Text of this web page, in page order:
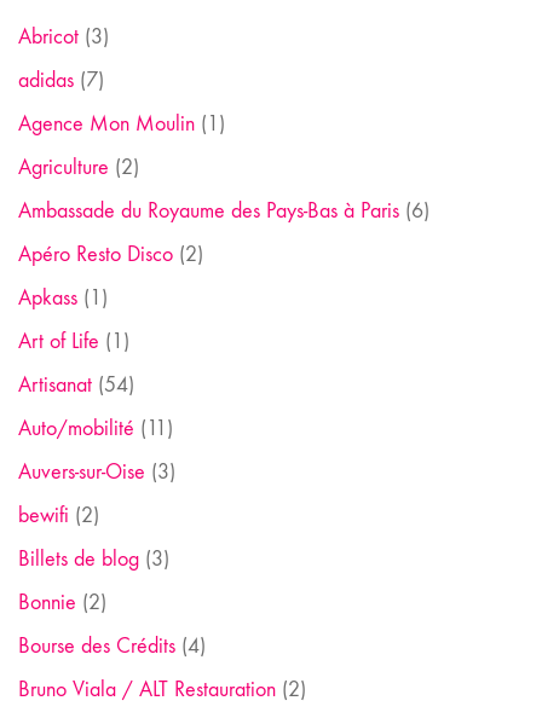
Abricot (3)
adidas (7)
Agence Mon Moulin (1)
Agriculture (2)
Ambassade du Royaume des Pays-Bas à Paris (6)
Apéro Resto Disco (2)
Apkass (1)
Art of Life (1)
Artisanat (54)
Auto/mobilité (11)
Auvers-sur-Oise (3)
bewifi (2)
Billets de blog (3)
Bonnie (2)
Bourse des Crédits (4)
Bruno Viala / ALT Restauration (2)